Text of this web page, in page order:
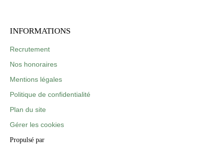
INFORMATIONS
Recrutement
Nos honoraires
Mentions légales
Politique de confidentialité
Plan du site
Gérer les cookies
Propulsé par